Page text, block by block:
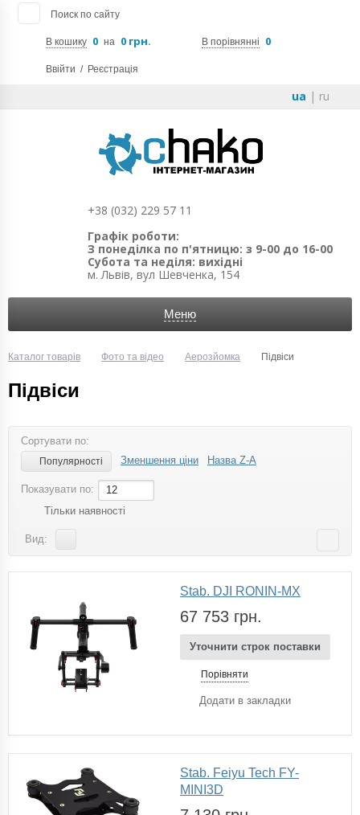
Поиск по сайту
В кошику 0 на 0 грн. В порівнянні 0
Ввійти / Реєстрація
ua | ru
+38 (032) 229 57 11
Графік роботи:
З понеділка по п'ятницю: з 9-00 до 16-00
Субота та неділя: вихідні
м. Львів, вул Шевченка, 154
Меню
Каталог товарів Фото та відео Аерозйомка Підвіси
Підвіси
Сортувати по:
Популярності Зменшення ціни Назва Z-A
Показувати по:
12
Тільки наявності
Вид:
Stab. DJI RONIN-MX
67 753 грн.
Уточнити строк поставки
Порівняти
Додати в закладки
Stab. Feiyu Tech FY-
MINI3D